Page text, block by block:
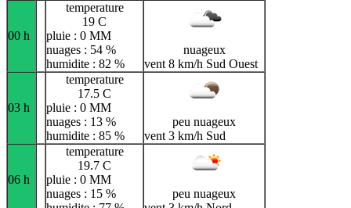
00 h
temperature
19 C
pluie : 0 MM
nuages : 54 %
humidite : 82 %
nuageux
vent 8 km/h Sud Ouest
03 h
temperature
17.5 C
pluie : 0 MM
nuages : 13 %
humidite : 85 %
peu nuageux
vent 3 km/h Sud
06 h
temperature
19.7 C
pluie : 0 MM
nuages : 15 %
peu nuageux